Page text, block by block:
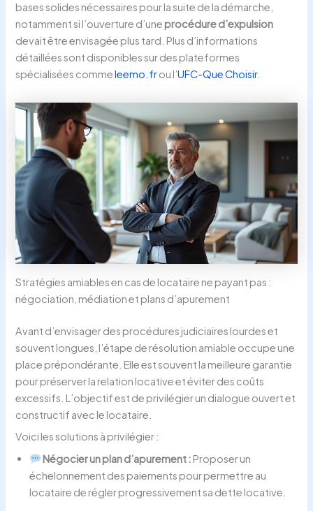
bases solides nécessaires pour la suite de la démarche,
notamment si l’ouverture d’une procédure d’expulsion
devait être envisagée plus tard. Plus d’informations
détaillées sont disponibles sur des plateformes
spécialisées commeleemo.frou l’UFC-Que Choisir.
Stratégies amiables en cas de locataire ne payant pas :
négociation, médiation et plans d’apurement
Avant d’envisager des procédures judiciaires lourdes et
souvent longues, l’étape de résolution amiable occupe une
place prépondérante. Elle est souvent la meilleure garantie
pour préserver la relation locative et éviter des coûts
excessifs. L’objectif est de privilégier un dialogue ouvert et
constructif avec le locataire.
Voici les solutions à privilégier :
Négocier un plan d’apurement : Proposer un
échelonnement des paiements pour permettre au
locataire de régler progressivement sa dette locative.